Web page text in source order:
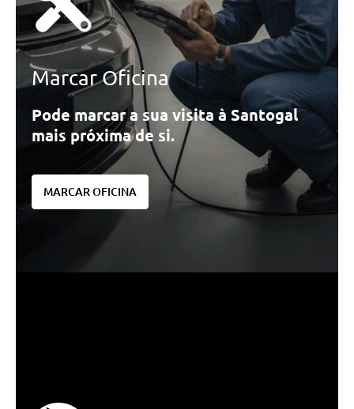
Marcar Oficina
Pode marcar a sua visita à Santogal
mais próxima de si.
MARCAR OFICINA